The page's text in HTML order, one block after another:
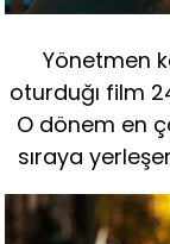
Yönetmen
oturduğı film
O dönem en
sıraya